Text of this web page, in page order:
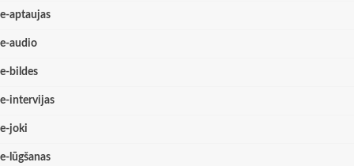
e-aptaujas
e-audio
e-bildes
e-intervijas
e-joki
e-lūgšanas